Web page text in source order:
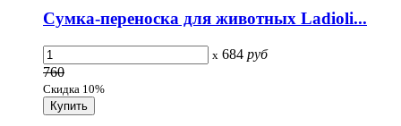
Сумка-переноска для животных Ladioli...
x 684 руб
760
Скидка 10%